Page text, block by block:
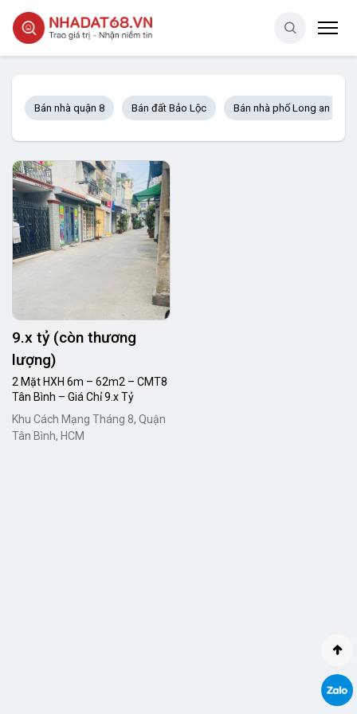
Bán nhà quận 8 Bán đất Bảo Lộc Bán nhà phố Long an
9.x tỷ (còn thương
lượng)
2 Mặt HXH 6m – 62m2 – CMT8
Tân Bình – Giá Chỉ 9.x Tỷ
Khu Cách Mạng Tháng 8, Quận
Tân Bình, HCM